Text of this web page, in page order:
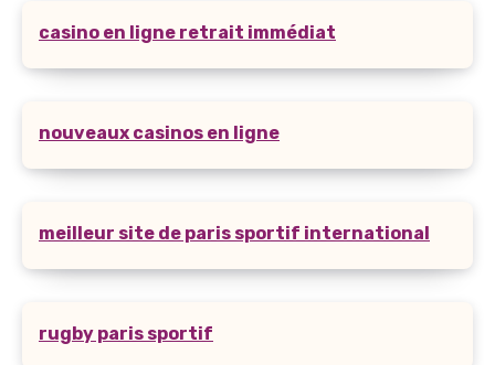
casino en ligne retrait immédiat
nouveaux casinos en ligne
meilleur site de paris sportif international
rugby paris sportif